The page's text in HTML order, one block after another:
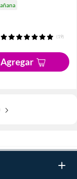
(19)
Agregar